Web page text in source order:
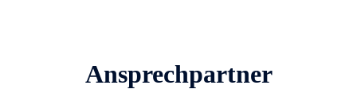
Ansprechpartner